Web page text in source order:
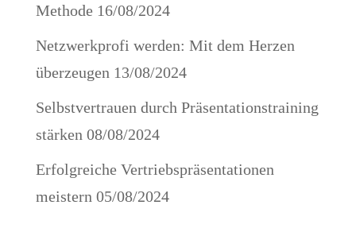
Methode 16/08/2024
Netzwerkprofi werden: Mit dem Herzen
überzeugen 13/08/2024
Selbstvertrauen durch Präsentationstraining
stärken 08/08/2024
Erfolgreiche Vertriebspräsentationen
meistern 05/08/2024